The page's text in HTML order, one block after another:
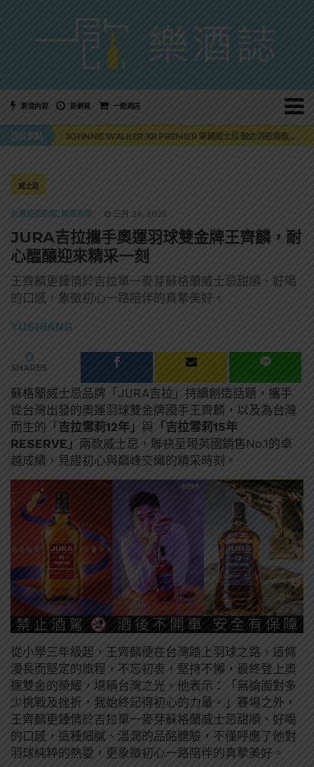
影音內容 新鮮貨 一飲商店
注目焦點
「MONSTER NIGHT OUT 魔爪特調之夜」盛夏刮起派對旋風！
JOHNNIE WALKER XR PREMIER 尊藏威士忌 融合消逝酒廠全球獨家上市
「BAD SPANIELS」便便狗玩具未損害傑克丹尼商標！纏訟12年官司再次逆轉
麥卡倫 THE HARMONY COLLECTION 第六版最終章 -《椰風煖韻》
威士忌
台灣酒圈新聞 , 精選酒聞 三月 24, 2025
JURA吉拉攜手奧運羽球雙金牌王齊麟，耐
心醞釀迎來精采一刻
王齊麟更鍾情於吉拉單一麥芽蘇格蘭威士忌甜順、好喝
的口感，象徵初心一路陪伴的真摯美好。
YUSHIANG
0
SHARES
蘇格蘭威士忌品牌「JURA吉拉」持續創造話題，攜手
從台灣出發的奧運羽球雙金牌國手王齊麟，以及為台灣
而生的「 吉拉雪莉12年」 與 「吉拉雪莉15年
RESERVE」 兩款威士忌，聯袂呈現英國銷售No.1的卓
越成績，見證初心與巔峰交織的精采時刻。
從小學三年級起，王齊麟便在台灣踏上羽球之路，這條
漫長而堅定的旅程，不忘初衷，堅持不懈，最終登上奧
運雙金的榮耀，堪稱台灣之光。他表示：「無論面對多
少挑戰及挫折，我始終記得初心的力量。」賽場之外，
王齊麟更鍾情於吉拉單一麥芽蘇格蘭威士忌甜順、好喝
的口感，這種細膩、溫潤的品酩體驗，不僅呼應了他對
羽球純粹的熱愛，更象徵初心一路陪伴的真摯美好。